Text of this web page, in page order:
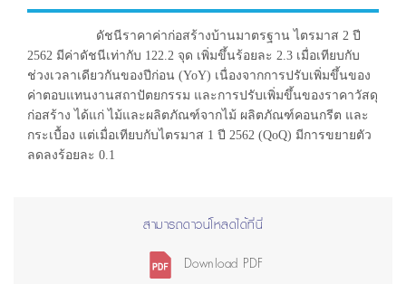
ดัชนีราคาค่าก่อสร้างบ้านมาตรฐาน ไตรมาส 2 ปี
2562 มีค่าดัชนีเท่ากับ 122.2 จุด เพิ่มขึ้นร้อยละ 2.3 เมื่อเทียบกับ
ช่วงเวลาเดียวกันของปีก่อน (YoY) เนื่องจากการปรับเพิ่มขึ้นของ
ค่าตอบแทนงานสถาปัตยกรรม และการปรับเพิ่มขึ้นของราคาวัสดุ
ก่อสร้าง ได้แก่ ไม้และผลิตภัณฑ์จากไม้ ผลิตภัณฑ์คอนกรีต และ
กระเบื้อง แต่เมื่อเทียบกับไตรมาส 1 ปี 2562 (QoQ) มีการขยายตัว
ลดลงร้อยละ 0.1
สามารถดาวน์โหลดได้ที่นี่
Download PDF